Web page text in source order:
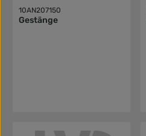
10AN207150
Gestänge